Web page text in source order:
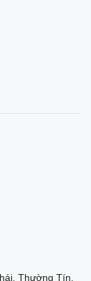
Thường Tín,